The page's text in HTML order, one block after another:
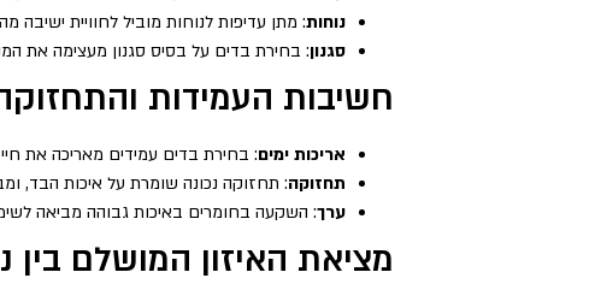
נוחות: מתן עדיפות לנוחות מוביל לחוויית
סגנון: בחירת בדים על בסיס סגנון מעצימה את
חשיבות העמידות
אריכות ימים: בחירת בדים עמידים מאריכה את
תחזוקה: תחזוקה נכונה שומרת על איכות הבד,
ערך: השקעה בחומרים באיכות גבוהה מביאה
מציאת האיזון המושלם בין